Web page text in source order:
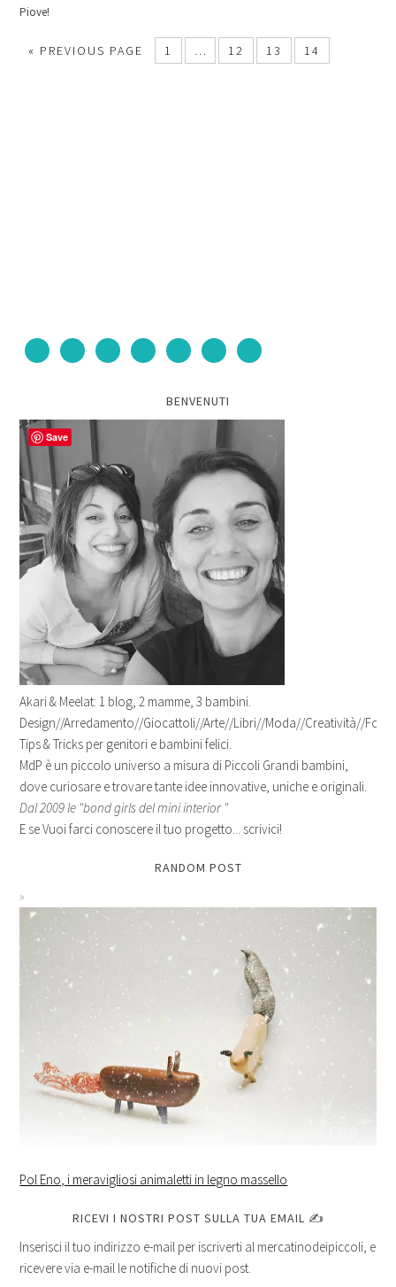
Piove!
« PREVIOUS PAGE 1 … 12 13 14
BENVENUTI
Akari & Meelat: 1 blog, 2 mamme, 3 bambini.
Design//Arredamento//Giocattoli//Arte//Libri//Moda//Creatività//
Tips & Tricks per genitori e bambini felici.
MdP è un piccolo universo a misura di Piccoli Grandi bambini,
dove curiosare e trovare tante idee innovative, uniche e originali.
Dal 2009 le "bond girls del mini interior "
E se Vuoi farci conoscere il tuo progetto... scrivici!
RANDOM POST
Pol Eno, i meravigliosi animaletti in legno massello
RICEVI I NOSTRI POST SULLA TUA EMAIL ✍
Inserisci il tuo indirizzo e-mail per iscriverti al mercatinodeipiccoli, e
ricevere via e-mail le notifiche di nuovi post.
Save